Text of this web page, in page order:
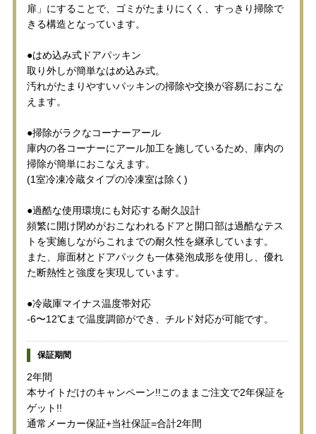
扉」にすることで、ゴミがたまりにくく、すっきり掃除で
きる構造となっています。
●はめ込み式ドアパッキン
取り外しが簡単なはめ込み式。
汚れがたまりやすいパッキンの掃除や交換が容易におこな
えます。
●掃除がラクなコーナーアール
庫内の各コーナーにアール加工を施しているため、庫内の
掃除が簡単におこなえます。
(1室冷凍冷蔵タイプの冷凍室は除く)
●過酷な使用環境にも対応する耐久設計
頻繁に開け閉めがおこなわれるドアと開口部は過酷なテス
トを実施しながらこれまでの耐久性を継承しています。
また、扉面材とドアパックも一体発泡成形を使用し、優れ
た断熱性と強度を実現しています。
●冷蔵庫マイナス温度帯対応
-6〜12℃まで温度調節ができ、チルド対応が可能です。
保証期間
2年間
本サイトだけのキャンペーン!!このままご注文で2年保証を
ゲット!!
通常メーカー保証+当社保証=合計2年間